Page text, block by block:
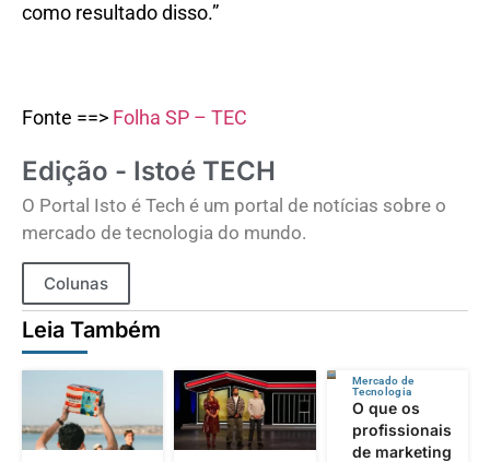
como resultado disso.”
Fonte ==> Folha SP – TEC
Edição - Istoé TECH
O Portal Isto é Tech é um portal de notícias sobre o
mercado de tecnologia do mundo.
Colunas
Leia Também
Mercado de
Tecnologia
O que os
profissionais
de marketing